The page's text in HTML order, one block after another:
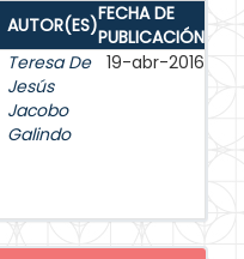
AUTOR(ES)FECHA DE
PUBLICACIÓN
Teresa De
Jesús
Jacobo
Galindo
19-abr-2016